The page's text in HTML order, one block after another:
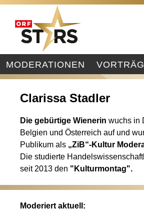
MODERATIONEN
Clarissa Stadler
Die gebürtige Wienerinwuchs in
Belgien und Österreich auf und
Publikum als „ZiB“-Kultur
Die studierte
seit 2013 den "Kulturmontag".
Moderiert aktuell: